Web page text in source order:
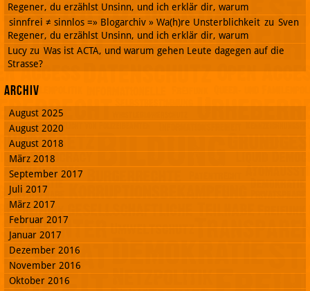
Regener, du erzählst Unsinn, und ich erklär dir, warum
sinnfrei ≠ sinnlos =» Blogarchiv » Wa(h)re Unsterblichkeit zu Sven
Regener, du erzählst Unsinn, und ich erklär dir, warum
Lucy zu Was ist ACTA, und warum gehen Leute dagegen auf die
Strasse?
Archiv
August 2025
August 2020
August 2018
März 2018
September 2017
Juli 2017
März 2017
Februar 2017
Januar 2017
Dezember 2016
November 2016
Oktober 2016